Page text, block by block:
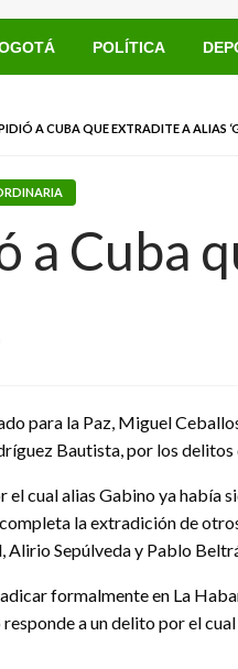
POLÍTICA
A CUBA QUE EXTRADITE A ALIAS
Cuba
para la Paz, Miguel
Bautista, por los
cual alias Gabino ya había
la extradición de
Sepúlveda y Pablo
formalmente en La
a un delito por el